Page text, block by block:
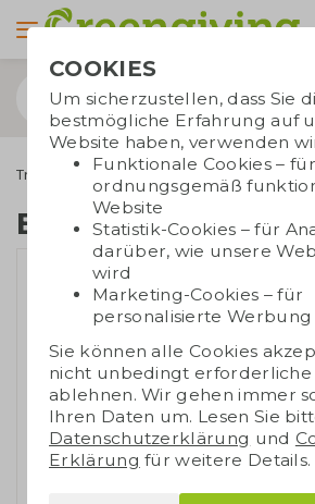
Trinkwaren Tassen und Becher
Becher mit
COOKIES
Um sicherzustellen, dass Sie
bestmögliche Erfahrung auf
Website haben, verwenden
Funktionale Cookies –
ordnungsgemäß
Website
Statistik-Cookies – für
darüber, wie unsere
wird
Marketing-Cookies – für
personalisierte Werbung
Sie können alle Cookies
nicht unbedingt erforderliche
ablehnen. Wir gehen immer
Ihren Daten um. Lesen Sie
Datenschutzerklärung und
Erklärung für weitere Details.